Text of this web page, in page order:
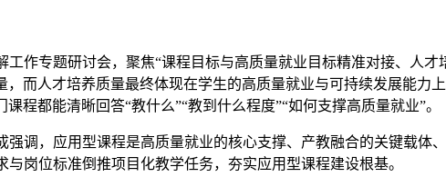
工作专题研讨会，聚焦“课程目标与高质量就业目标精准对接、人
而人才培养质量最终体现在学生的高质量就业与可持续发展能
都能清晰回答“教什么”“教到什么程度”“如何支撑高质量就业”。
调，应用型课程是高质量就业的核心支撑、产教融合的关键载体
岗位标准倒推项目化教学任务，夯实应用型课程建设根基。